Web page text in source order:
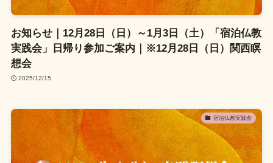
お知らせ｜12月28日（日）～1月3日（土）「宿泊仏教
実践会」日帰り参加ご案内｜※12月28日（日）関西瞑
想会
2025/12/15
宿泊仏教実践会